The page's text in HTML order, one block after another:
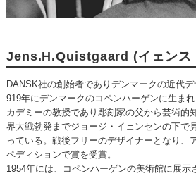
Jens.H.Quistgaard (イェンス
DANSK社の創始者でありデンマークの近代
919年にデンマークのコペンハーゲンに生ま
カデミーの教授であり彫刻家の父から芸術的
界大戦勃発までジョージ・イェンセンの下で
っている。戦後フリーのデザイナーとなり、
ペディションで賞を受賞。
1954年には、コペンハーゲンの美術館に展示